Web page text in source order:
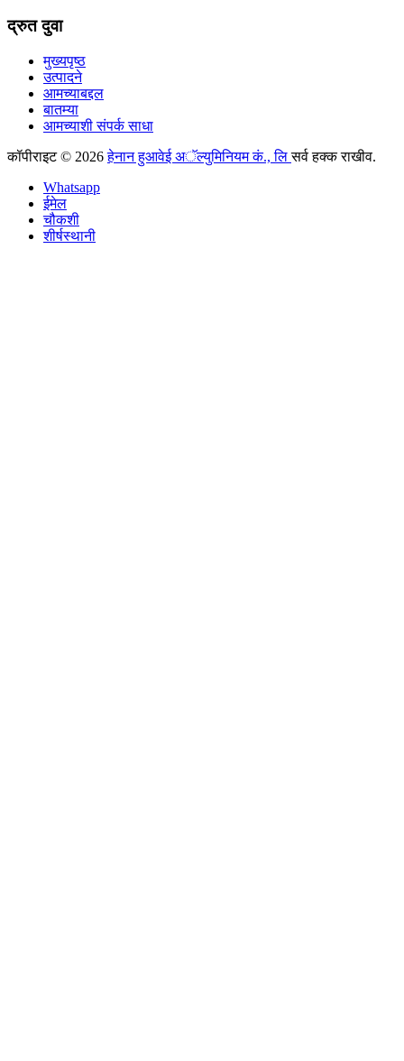
द्रुत दुवा
मुख्यपृष्ठ
उत्पादने
आमच्याबद्दल
बातम्या
आमच्याशी संपर्क साधा
कॉपीराइट © 2026 हेनान हुआवेई अॅल्युमिनियम कं., लिसर्व हक्क राखीव.
Whatsapp
ईमेल
चौकशी
शीर्षस्थानी